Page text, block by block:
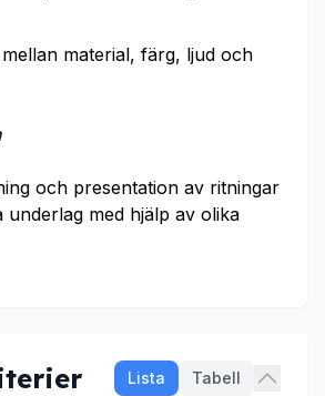
material, färg, ljud och
och presentation av ritningar
underlag med hjälp av olika
Lista Tabell